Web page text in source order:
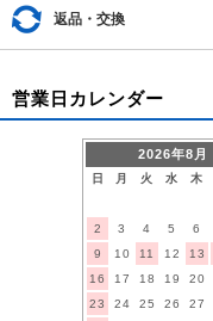
返品・交換
営業日カレンダー
2026年8月
日 月 火 水 木
2
3 4 5 6
9
10 11 12 13
16
17 18 19 20
23
24 25 26 27